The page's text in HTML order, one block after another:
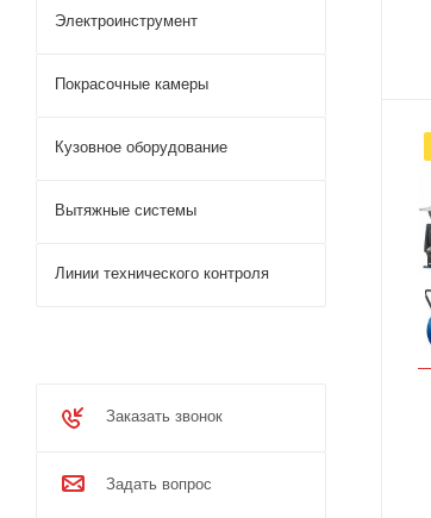
Электроинструмент
Покрасочные камеры
Кузовное оборудование
Вытяжные системы
Линии технического контроля
Заказать звонок
Задать вопрос